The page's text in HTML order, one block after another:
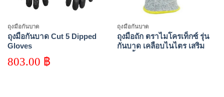
ถุุงมือกันบาด
ถุงมือกันบาด Cut 5 Dipped
Gloves
803.00 ฿
ถุุงมือกันบาด
ถุงมือถัก ตราไมโครเท็กซ์ รุ่น
กันบาด เคลือบไนไตร เสริม